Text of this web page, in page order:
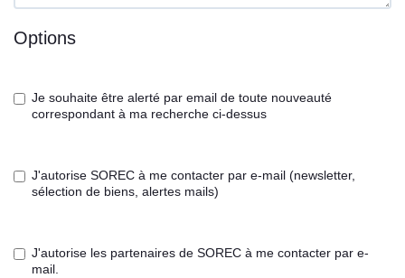
Options
Je souhaite être alerté par email de toute nouveauté
correspondant à ma recherche ci-dessus
J'autorise SOREC à me contacter par e-mail (newsletter,
sélection de biens, alertes mails)
J'autorise les partenaires de SOREC à me contacter par e-
mail.